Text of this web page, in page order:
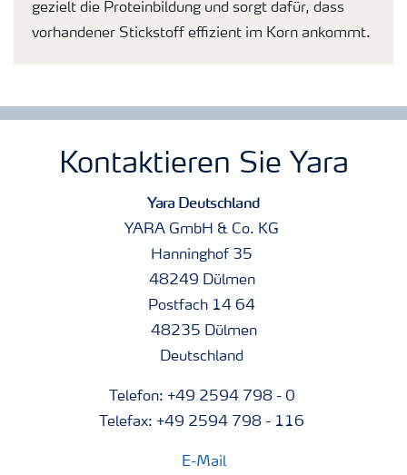
gezielt die Proteinbildung und sorgt dafür, dass
vorhandener Stickstoff effizient im Korn ankommt.
Kontaktieren Sie Yara
Yara Deutschland
YARA GmbH & Co. KG
Hanninghof 35
48249 Dülmen
Postfach 14 64
48235 Dülmen
Deutschland
Telefon: +49 2594 798 - 0
Telefax: +49 2594 798 - 116
E-Mail